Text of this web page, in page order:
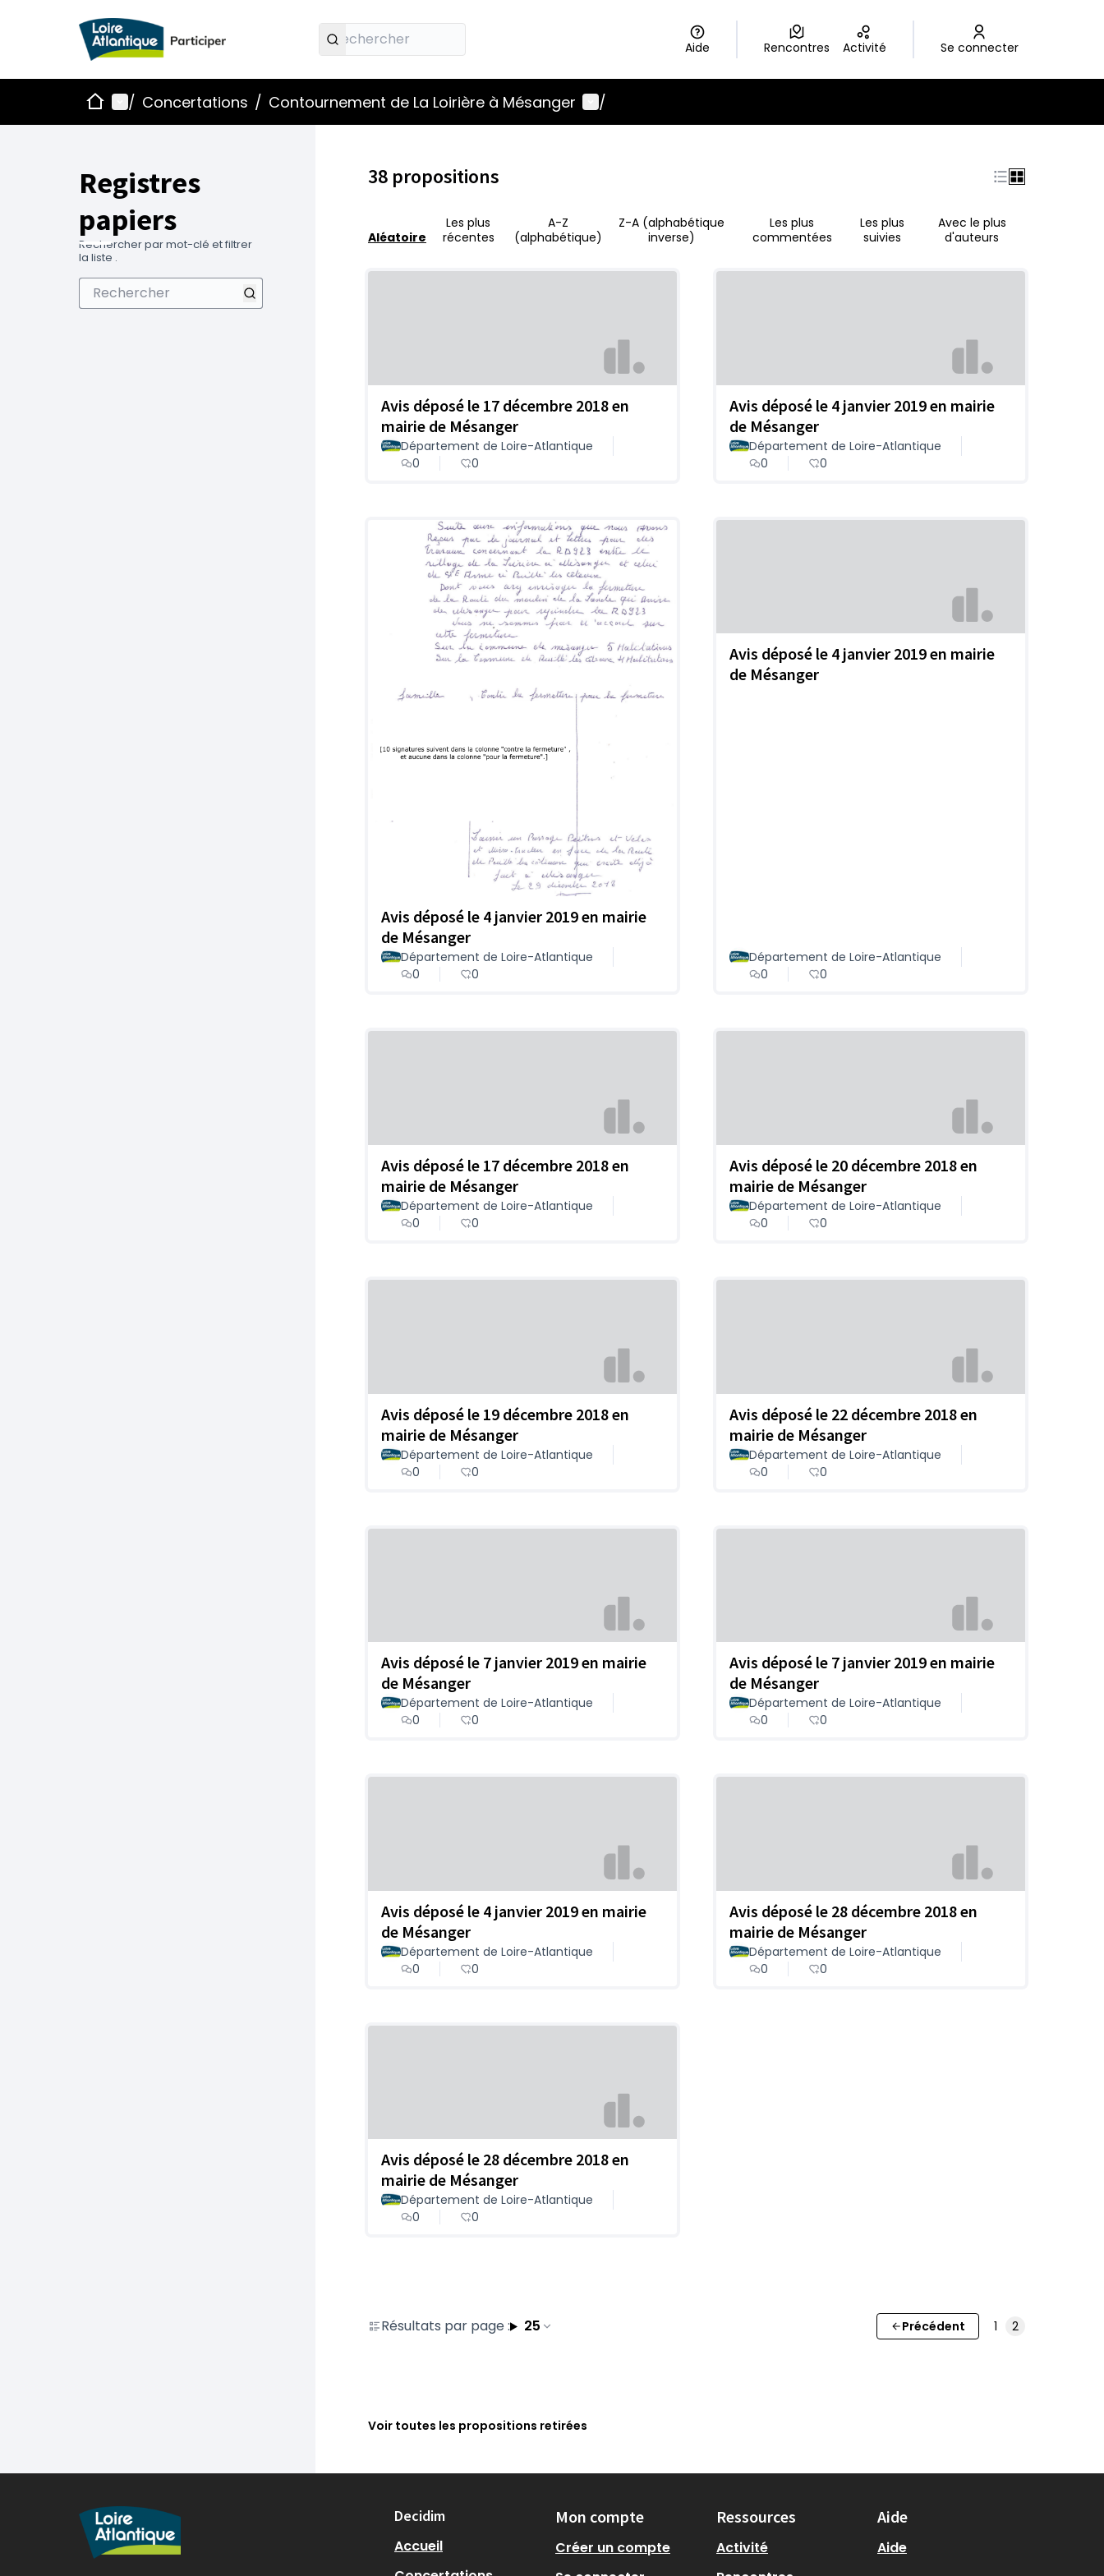
Aide Rencontres Activité Se connecter
AccueilMenu principal
/ Concertations / Contournement de La Loirière à Mésanger Menu utilisateur
/
Registres
papiers
Rechercher par mot-clé et filtrer
la liste .
38 propositions
Aléatoire
Les plus
récentes
A-Z
(alphabétique)
Z-A (alphabétique
inverse)
Les plus
commentées
Les plus
suivies
Avec le plus
d'auteurs
Avis déposé le 17 décembre 2018 en
mairie de Mésanger
Département de Loire-Atlantique
0
0
Avis déposé le 4 janvier 2019 en mairie
de Mésanger
Département de Loire-Atlantique
0
0
Avis déposé le 4 janvier 2019 en mairie
de Mésanger
Département de Loire-Atlantique
0
0
Avis déposé le 4 janvier 2019 en mairie
de Mésanger
Département de Loire-Atlantique
0
0
Avis déposé le 17 décembre 2018 en
mairie de Mésanger
Département de Loire-Atlantique
0
0
Avis déposé le 20 décembre 2018 en
mairie de Mésanger
Département de Loire-Atlantique
0
0
Avis déposé le 19 décembre 2018 en
mairie de Mésanger
Département de Loire-Atlantique
0
0
Avis déposé le 22 décembre 2018 en
mairie de Mésanger
Département de Loire-Atlantique
0
0
Avis déposé le 7 janvier 2019 en mairie
de Mésanger
Département de Loire-Atlantique
0
0
Avis déposé le 7 janvier 2019 en mairie
de Mésanger
Département de Loire-Atlantique
0
0
Avis déposé le 4 janvier 2019 en mairie
de Mésanger
Département de Loire-Atlantique
0
0
Avis déposé le 28 décembre 2018 en
mairie de Mésanger
Département de Loire-Atlantique
0
0
Avis déposé le 28 décembre 2018 en
mairie de Mésanger
Département de Loire-Atlantique
0
0
Résultats par page : 25 Précédent 1 2
Voir toutes les propositions retirées
Decidim
Accueil
Mon compte
Créer un compte
Ressources
Activité
Aide
Aide